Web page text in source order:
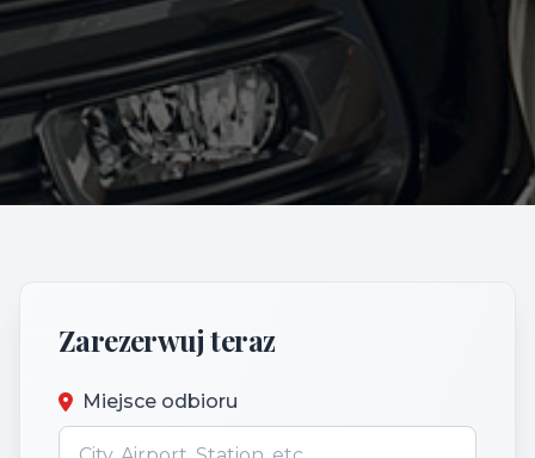
Zarezerwuj teraz
Miejsce odbioru